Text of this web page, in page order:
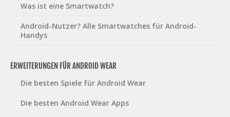
Was ist eine Smartwatch?
Android-Nutzer? Alle Smartwatches für Android-
Handys
ERWEITERUNGEN FÜR ANDROID WEAR
Die besten Spiele für Android Wear
Die besten Android Wear Apps